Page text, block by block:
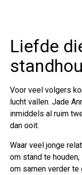
Liefde
Voor veel volgers
lucht vallen. Jade
inmiddels al ruim
dan ooit.
Waar veel jonge
om stand te
om samen verder te